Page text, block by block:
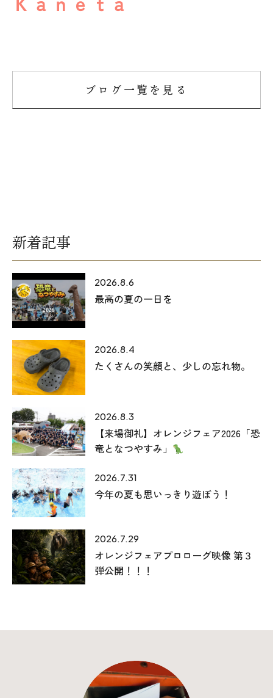
ブログ一覧を見る
新着記事
2026.8.6
最高の夏の一日を
2026.8.4
たくさんの笑顔と、少しの忘れ物。
2026.8.3
【来場御礼】オレンジフェア2026「恐
竜となつやすみ」
2026.7.31
今年の夏も思いっきり遊ぼう！
2026.7.29
オレンジフェアプロローグ映像 第３
弾公開！！！